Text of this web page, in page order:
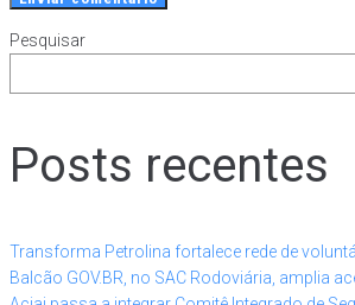
Pesquisar
Posts recentes
Transforma Petrolina fortalece rede de
Balcão GOV.BR, no SAC Rodoviária, amplia